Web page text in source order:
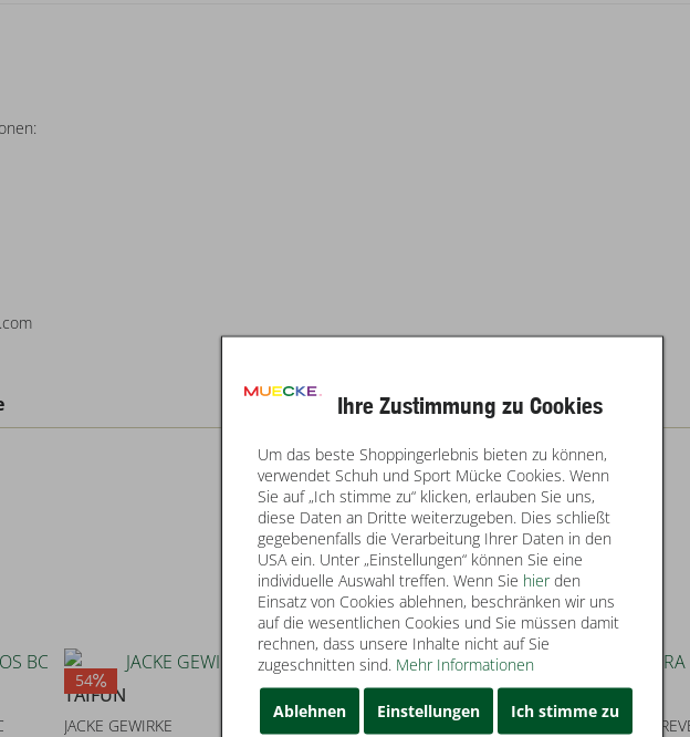
54
TAIFUN
JACKE GEWIRKE
Marc o'Polo
Blouson jacket, curly patched,
Nümph
NUETERA
Ihre Zustimmung zu Cookies
Um das beste Shoppingerlebnis bieten zu können,
verwendet Schuh und Sport Mücke Cookies. Wenn
Sie auf „Ich stimme zu“ klicken, erlauben Sie uns,
diese Daten an Dritte weiterzugeben. Dies schließt
gegebenenfalls die Verarbeitung Ihrer Daten in den
USA ein. Unter „Einstellungen“ können Sie eine
individuelle Auswahl treffen. Wenn Sie hierden
Einsatz von Cookies ablehnen, beschränken wir uns
auf die wesentlichen Cookies und Sie müssen damit
rechnen, dass unsere Inhalte nicht auf Sie
zugeschnitten sind. Mehr Informationen
Ablehnen Einstellungen Ich stimme zu